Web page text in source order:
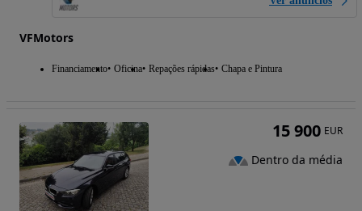
VFMotors
Financiamento Oficina Repações rápidas Chapa e Pintura
15 900 EUR
Dentro da média